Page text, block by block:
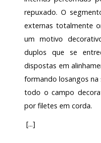
repuxado. O
externas totalmente
um motivo
duplos que se
dispostas em
formando losangos na
todo o campo
por filetes em corda.
[...]